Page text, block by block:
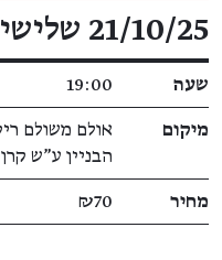
פרטי האירוע
21/10/25 שלישי
שעה 19:00
מיקום
אולם משולם
הבניין ע"ש
מחיר ₪70